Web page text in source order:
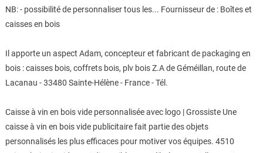
NB: - possibilité de personnaliser tous les... Fournisseur de : Boîtes et
caisses en bois
Il apporte un aspect Adam, concepteur et fabricant de packaging en
bois : caisses bois, coffrets bois, plv bois Z.A de Géméillan, route de
Lacanau - 33480 Sainte-Hélène - France - Tél.
Caisse à vin en bois vide personnalisée avec logo | Grossiste Une
caisse à vin en bois vide publicitaire fait partie des objets
personnalisés les plus efficaces pour motiver vos équipes. 4510